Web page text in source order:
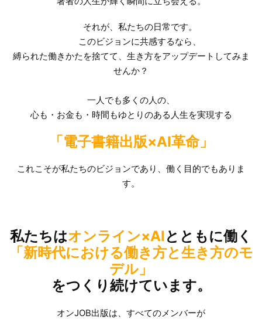
それが、私たちの日常です。
このビジョンに共感するなら、
縛られた働きかたを捨てて、生き方をアップデートしてみま
せんか？
一人でも多くの人の、
心も・お金も・時間もゆとりのある人生を実現する
「電子書籍出版×AI革命」
これこそが私たちのビジョンであり、働く目的でもありま
す。
私たちはオンライン×AIとともに働く
「新時代における働き方と生き方のモ
デル」
をつくり続けています。
オンJOB出版は、すべてのメンバーが